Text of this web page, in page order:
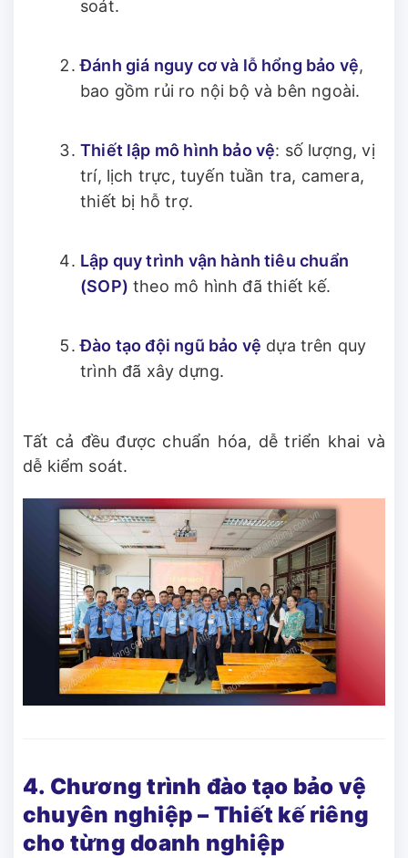
soát.
Đánh giá nguy cơ và lỗ hổng bảo vệ,
bao gồm rủi ro nội bộ và bên ngoài.
Thiết lập mô hình bảo vệ: số lượng, vị
trí, lịch trực, tuyến tuần tra, camera,
thiết bị hỗ trợ.
Lập quy trình vận hành tiêu chuẩn
(SOP) theo mô hình đã thiết kế.
Đào tạo đội ngũ bảo vệ dựa trên quy
trình đã xây dựng.
Tất cả đều được chuẩn hóa, dễ triển khai và
dễ kiểm soát.
4. Chương trình đào tạo bảo vệ
chuyên nghiệp – Thiết kế riêng
cho từng doanh nghiệp